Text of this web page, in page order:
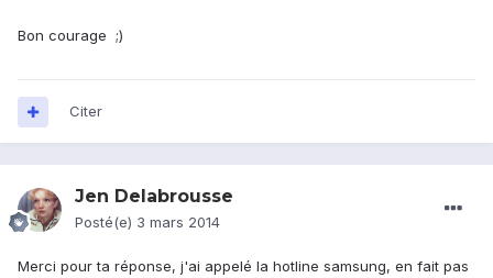
Bon courage ;)
Citer
Jen Delabrousse
Posté(e) 3 mars 2014
Merci pour ta réponse, j'ai appelé la hotline samsung, en fait pas